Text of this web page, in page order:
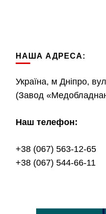
НАША АДРЕСА:
Україна, м Дніпро,
(Завод
Наш телефон:
+38 (067) 563-12-65
+38 (067) 544-66-11